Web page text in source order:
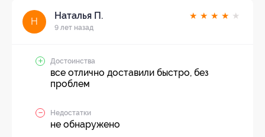
Н
Наталья П.
9 лет назад
★ ★ ★ ★ ★
Достоинства
все отлично доставили быстро, без
проблем
Недостатки
не обнаружено